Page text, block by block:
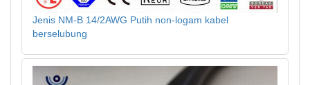
Jenis NM-B 14/2AWG Putih non-logam kabel
berselubung